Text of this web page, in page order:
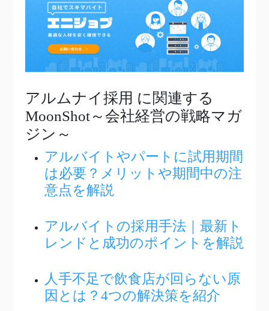
アルムナイ採用 に関連する
MoonShot～会社経営の戦略マガ
ジン～
アルバイトやパートに試用期間
は必要？メリットや期間中の注
意点を解説
アルバイトの採用手法｜最新ト
レンドと成功のポイントを解説
人手不足で飲食店が回らない原
因とは？4つの解決策を紹介